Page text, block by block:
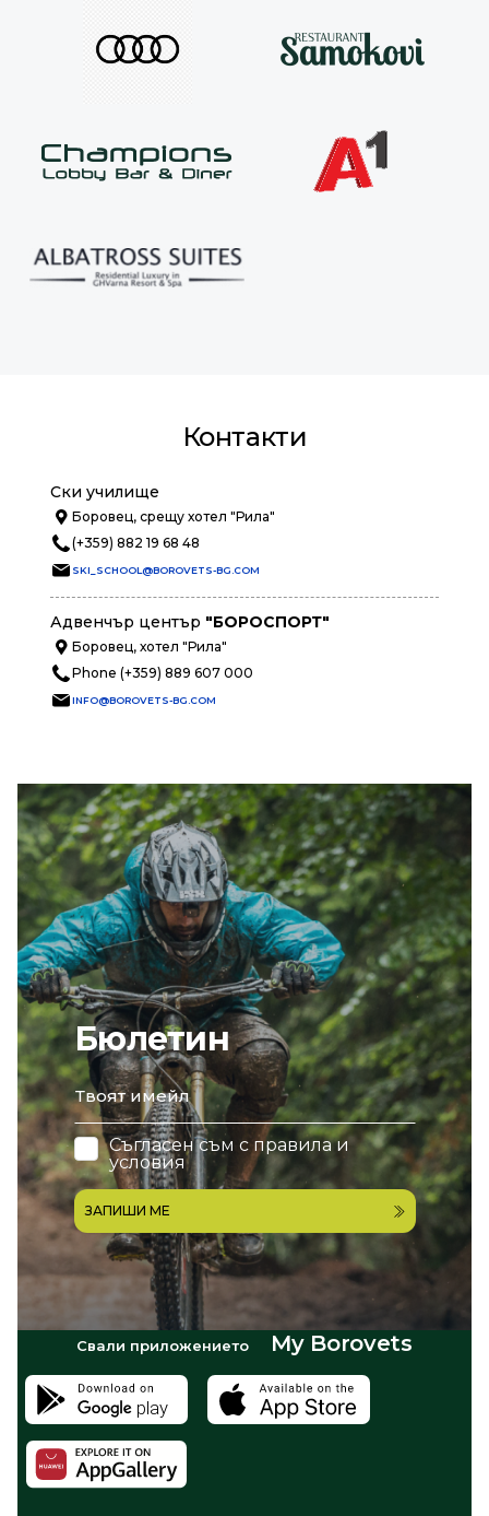
Бюлетин
email
Съгласен съм справила и
условия
ЗАПИШИ МЕ
Контакти
Ски училище
Боровец, срещу хотел "Рила"
(+359) 882 19 68 48
SKI_SCHOOL@BOROVETS-BG.COM
Адвенчър център "БОРОСПОРТ"
Боровец, хотел "Рила"
Phone (+359) 889 607 000
INFO@BOROVETS-BG.COM
Свали приложението My Borovets